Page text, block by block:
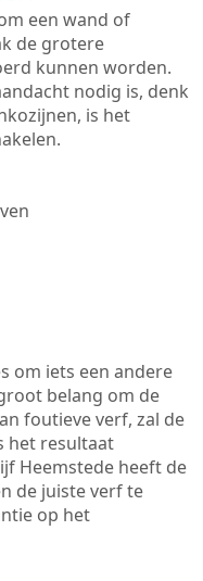
een wand of
de grotere
kunnen worden.
nodig is, denk
is het
om iets een andere
belang om de
foutieve verf, zal de
het resultaat
Heemstede heeft de
de juiste verf te
op het